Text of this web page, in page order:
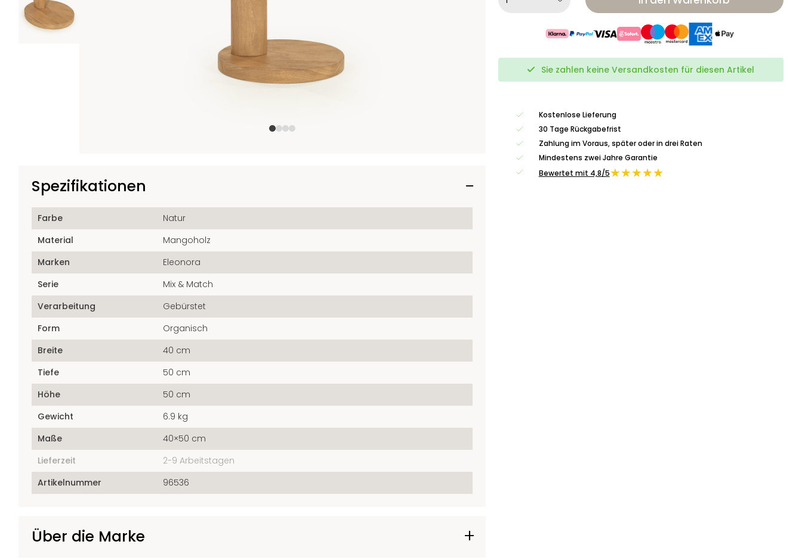
Spezifikationen
Farbe
Natur
Material
Mangoholz
Marken
Eleonora
Serie
Mix & Match
Verarbeitung
Gebürstet
Form
Organisch
Breite
40 cm
Tiefe
50 cm
Höhe
50 cm
Gewicht
6.9 kg
Maße
40×50 cm
Lieferzeit
2-9 Arbeitstagen
Artikelnummer
96536
Über die Marke
Sie zahlen keine Versandkosten für diesen Artikel
Kostenlose Lieferung
30 Tage Rückgabefrist
Zahlung im Voraus, später oder in drei Raten
Mindestens zwei Jahre Garantie
Bewertet mit 4,8/5★★★★★